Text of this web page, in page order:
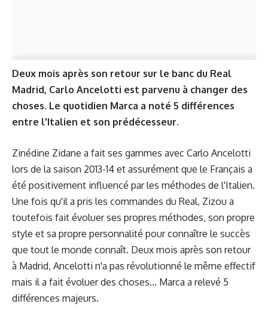
Deux mois après son retour sur le banc du Real
Madrid, Carlo Ancelotti est parvenu à changer des
choses. Le quotidien Marca a noté 5 différences
entre l'Italien et son prédécesseur.
Zinédine Zidane a fait ses gammes avec Carlo Ancelotti
lors de la saison 2013-14 et assurément que le Français a
été positivement influencé par les méthodes de l'Italien.
Une fois qu'il a pris les commandes du Real, Zizou a
toutefois fait évoluer ses propres méthodes, son propre
style et sa propre personnalité pour connaître le succès
que tout le monde connaît. Deux mois après son retour
à Madrid, Ancelotti n'a pas révolutionné le même effectif
mais il a fait évoluer des choses... Marca a relevé 5
différences majeurs.